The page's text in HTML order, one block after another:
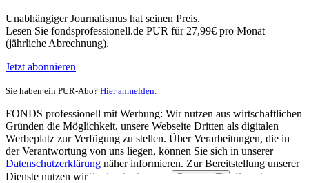
Unabhängiger Journalismus hat seinen Preis.
Lesen Sie fondsprofessionell.de PUR für 27,99€ pro Monat
(jährliche Abrechnung).
Jetzt abonnieren
Sie haben ein PUR-Abo? Hier anmelden.
FONDS professionell mit Werbung: Wir nutzen aus wirtschaftlichen
Gründen die Möglichkeit, unsere Webseite Dritten als digitalen
Werbeplatz zur Verfügung zu stellen. Über Verarbeitungen, die in
der Verantwortung von uns liegen, können Sie sich in unserer
Datenschutzerklärung näher informieren. Zur Bereitstellung unserer
Dienste nutzen wir Technologien von
Partnern (5)
. Zwecke: